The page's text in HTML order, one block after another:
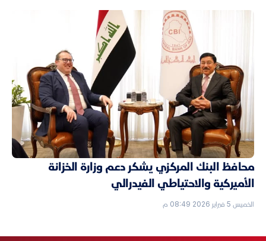
محافظ البنك المركزي يشكر دعم وزارة الخزانة
الأميركية والاحتياطي الفيدرالي
الخميس 5 فبراير 2026 08:49 م